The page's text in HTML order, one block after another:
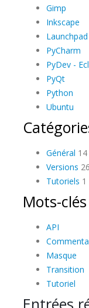
Gimp
Inkscape
Launchpad
PyCharm
PyDev -
PyQt
Python
Ubuntu
Général
Versions
Tutoriels 1
Mots-clés
API
Masque
Transition
Tutoriel
Entrées